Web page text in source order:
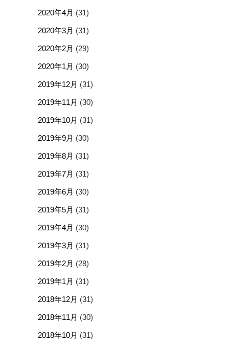
2020年4月 (31)
2020年3月 (31)
2020年2月 (29)
2020年1月 (30)
2019年12月 (31)
2019年11月 (30)
2019年10月 (31)
2019年9月 (30)
2019年8月 (31)
2019年7月 (31)
2019年6月 (30)
2019年5月 (31)
2019年4月 (30)
2019年3月 (31)
2019年2月 (28)
2019年1月 (31)
2018年12月 (31)
2018年11月 (30)
2018年10月 (31)